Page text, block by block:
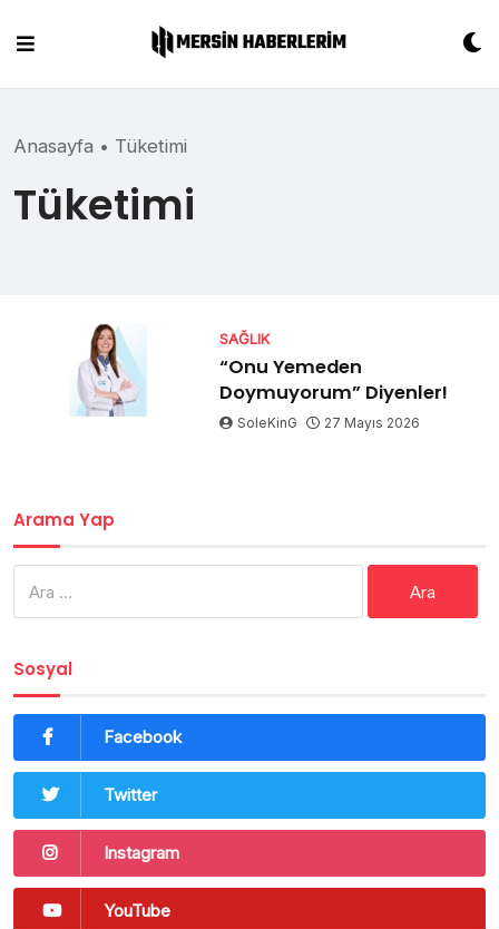
content
Anasayfa • Tüketimi
Tüketimi
SAĞLIK
“Onu Yemeden
Doymuyorum” Diyenler!
SoleKinG 27 Mayıs 2026
Arama Yap
Sosyal
Facebook
Twitter
Instagram
YouTube